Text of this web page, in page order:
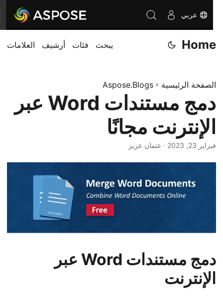
عربي
Home يبحث فئات أرشيف العلامات
الصفحة الرئيسية»
Aspose.Blogs
دمج مستندات Word عبر
الإنترنت مجانًا
فبراير 23, 2023 · عثمان عزيز
دمج مستندات Word عبر
الإنترنت